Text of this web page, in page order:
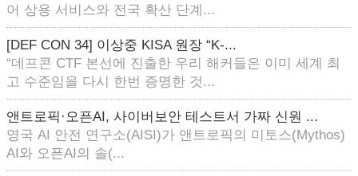
어 상용 서비스와 전국 확산 단계...
[DEF CON 34] 이상중 KISA 원장 “K-...
“데프콘 CTF 본선에 진출한 우리 해커들은 이미 세계 최
고 수준임을 다시 한번 증명한 것...
앤트로픽·오픈AI, 사이버보안 테스트서 가짜 신원 ...
영국 AI 안전 연구소(AISI)가 앤트로픽의 미토스(Mythos)
AI와 오픈AI의 솔(...